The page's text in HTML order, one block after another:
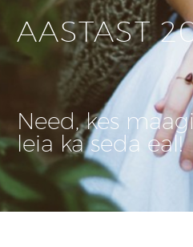
AASTAST
Need, kes
leia ka seda eal!